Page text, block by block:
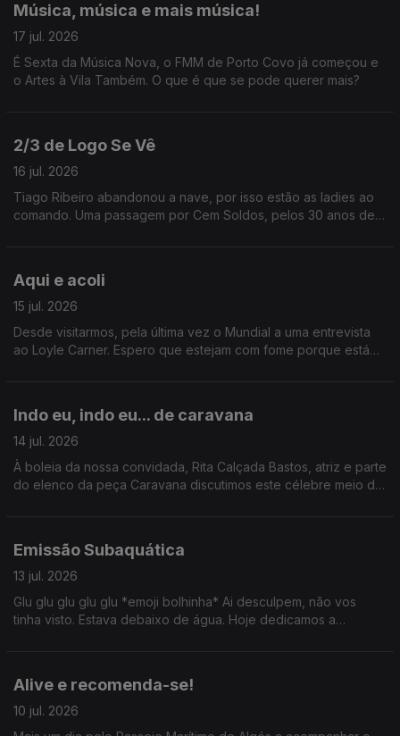
Música, música e mais música!
17 jul. 2026
É Sexta da Música Nova, o FMM de Porto Covo já começou e
o Artes à Vila Também. O que é que se pode querer mais?
2/3 de Logo Se Vê
16 jul. 2026
Tiago Ribeiro abandonou a nave, por isso estão as ladies ao
comando. Uma passagem por Cem Soldos, pelos 30 anos de
Aqui e acoli
15 jul. 2026
Desde visitarmos, pela última vez o Mundial a uma entrevista
ao Loyle Carner. Espero que estejam com fome porque está
Indo eu, indo eu... de caravana
14 jul. 2026
À boleia da nossa convidada, Rita Calçada Bastos, atriz e parte
do elenco da peça Caravana discutimos este célebre meio de
Emissão Subaquática
13 jul. 2026
Glu glu glu glu glu *emoji bolhinha* Ai desculpem, não vos
tinha visto. Estava debaixo de água. Hoje dedicamos a
Alive e recomenda-se!
10 jul. 2026